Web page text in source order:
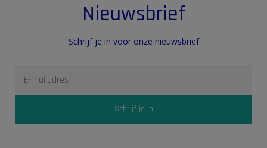
Nieuwsbrief
Schrijf je in voor onze nieuwsbrief